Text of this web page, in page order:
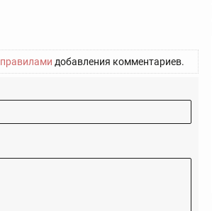
правилами добавления комментариев.